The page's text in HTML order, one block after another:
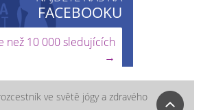
FACEBOOKU
než 10 000 sledujících
→
ve světě jógy a zdravého